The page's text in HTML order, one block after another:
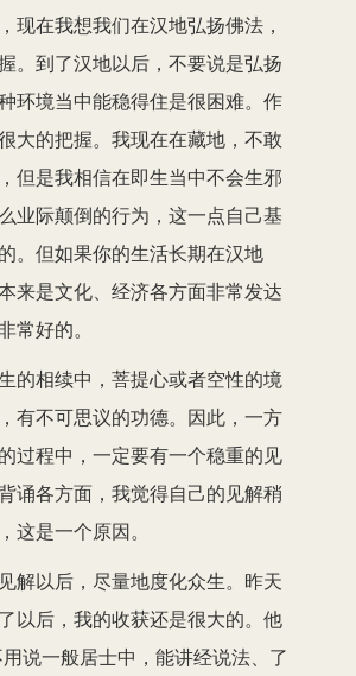
现在我想我们在汉地弘扬佛法，
。到了汉地以后，不要说是弘扬
环境当中能稳得住是很困难。作
大的把握。我现在在藏地，不敢
但是我相信在即生当中不会生邪
业际颠倒的行为，这一点自己基
。但如果你的生活长期在汉地
是文化、经济各方面非常发达
常好的。
的相续中，菩提心或者空性的境
有不可思议的功德。因此，一方
过程中，一定要有一个稳重的见
诵各方面，我觉得自己的见解稍
这是一个原因。
解以后，尽量地度化众生。昨天
以后，我的收获还是很大的。他
说一般居士中，能讲经说法、了